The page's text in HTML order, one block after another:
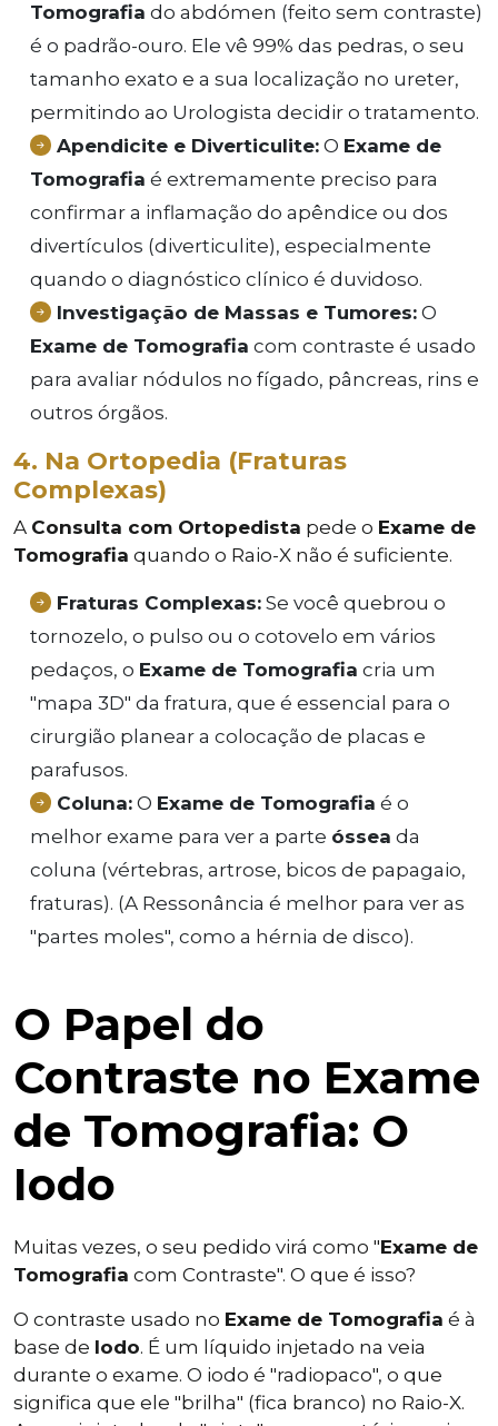
Tomografia do abdómen (feito sem contraste)
é o padrão-ouro. Ele vê 99% das pedras, o seu
tamanho exato e a sua localização no ureter,
permitindo ao Urologista decidir o tratamento.
Apendicite e Diverticulite: O Exame de
Tomografia é extremamente preciso para
confirmar a inflamação do apêndice ou dos
divertículos (diverticulite), especialmente
quando o diagnóstico clínico é duvidoso.
Investigação de Massas e Tumores: O
Exame de Tomografia com contraste é usado
para avaliar nódulos no fígado, pâncreas, rins e
outros órgãos.
4. Na Ortopedia (Fraturas
Complexas)
A Consulta com Ortopedista pede o Exame de
Tomografia quando o Raio-X não é suficiente.
Fraturas Complexas: Se você quebrou o
tornozelo, o pulso ou o cotovelo em vários
pedaços, o Exame de Tomografia cria um
"mapa 3D" da fratura, que é essencial para o
cirurgião planear a colocação de placas e
parafusos.
Coluna: O Exame de Tomografia é o
melhor exame para ver a parte óssea da
coluna (vértebras, artrose, bicos de papagaio,
fraturas). (A Ressonância é melhor para ver as
"partes moles", como a hérnia de disco).
O Papel do
Contraste no Exame
de Tomografia: O
Iodo
Muitas vezes, o seu pedido virá como "Exame de
Tomografia com Contraste". O que é isso?
O contraste usado no Exame de Tomografia é à
base de Iodo. É um líquido injetado na veia
durante o exame. O iodo é "radiopaco", o que
significa que ele "brilha" (fica branco) no Raio-X.